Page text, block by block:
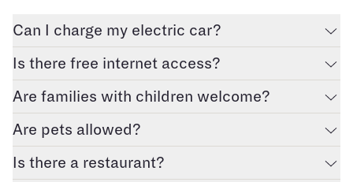
Can I charge my electric car?
Is there free internet access?
Are families with children welcome?
Are pets allowed?
Is there a restaurant?